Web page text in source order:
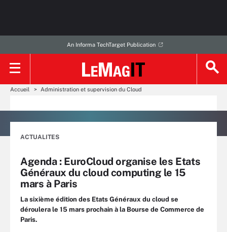
An Informa TechTarget Publication
Accueil Administration et supervision du Cloud
ACTUALITES
Agenda : EuroCloud organise les Etats
Généraux du cloud computing le 15
mars à Paris
La sixième édition des Etats Généraux du cloud se
déroulera le 15 mars prochain à la Bourse de Commerce de
Paris.